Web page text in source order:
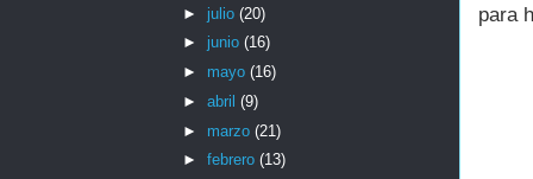
para
► julio (20)
► junio (16)
► mayo (16)
► abril (9)
► marzo (21)
► febrero (13)